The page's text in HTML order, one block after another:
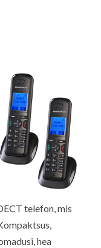
telefon, mis
hea